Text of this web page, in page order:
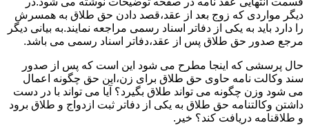
دیگر مواردی که زوج بعد از عقد،قصد دادن حق طلاق به همسرش
را دارد باید به یکی از دفاتر اسناد رسمی مراجعه نمایند.به بیانی دیگر
مرجع صدور حق طلاق پس از عقد،دفاتر اسناد رسمی می باشد.
حال پرسشی که اینجا مطرح می شود این است که پس از صدور
سند وکالت نامه حاوی حق طلاق برای زن،این حق چگونه اعمال
می شود وزن چگونه می تواند طلاق بگیرد؟ آیا می تواند با در دست
داشتن وکالتنامه حق طلاق به یکی از دفاتر ثبت ازدواج و طلاق برود
و طلاقنامه دریافت کند؟ خیر.